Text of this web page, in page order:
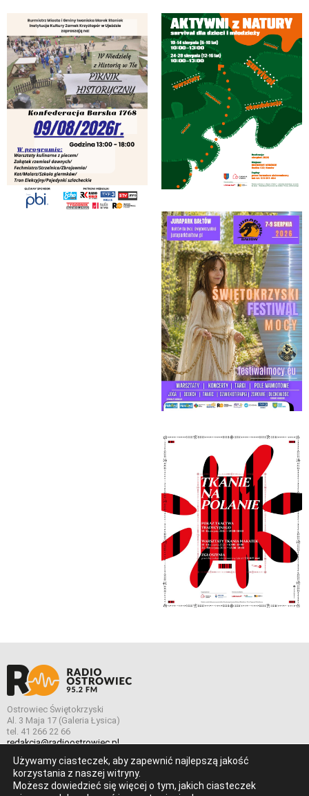
Ostrowiec Świętokrzyski
Al. 3 Maja 17 (Galeria Łysica)
tel. 41 266 22 66
redakcja@radioostrowiec.pl
© Wszelkie prawa zastrzeżone. Radio Ostrowiec 2026 Radio
Używamy ciasteczek, aby zapewnić najlepszą jakość
korzystania z naszej witryny.
Możesz dowiedzieć się więcej o tym, jakich ciasteczek